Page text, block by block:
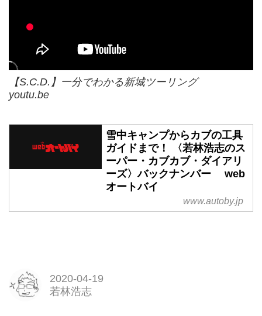
【S.C.D.】一分でわかる新城ツーリング
youtu.be
雪中キャンプからカブの工具
ガイドまで！ 〈若林浩志のス
ーパー・カブカブ・ダイアリ
ーズ〉バックナンバー web
オートバイ
www.autoby.jp
2020-04-19
若林浩志